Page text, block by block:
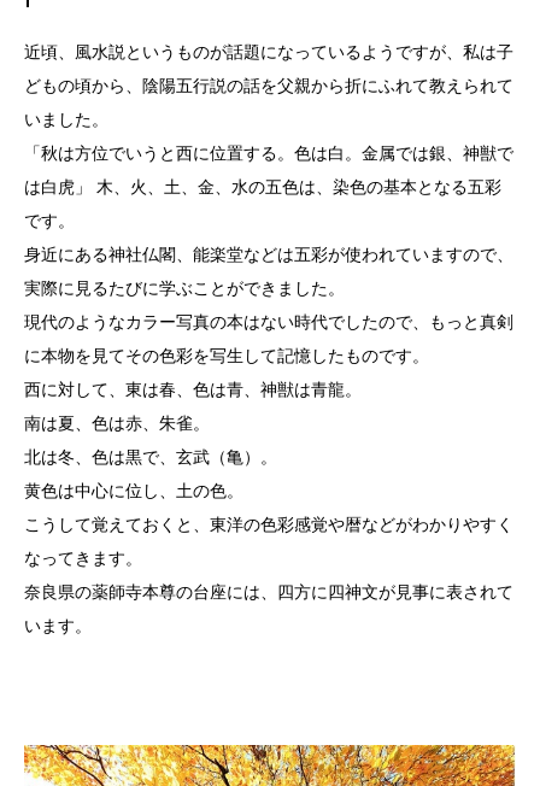
近頃、風水説というものが話題になっているようですが、私は子
どもの頃から、陰陽五行説の話を父親から折にふれて教えられて
いました。
「秋は方位でいうと西に位置する。色は白。金属では銀、神獣で
は白虎」 木、火、土、金、水の五色は、染色の基本となる五彩
です。
身近にある神社仏閣、能楽堂などは五彩が使われていますので、
実際に見るたびに学ぶことができました。
現代のようなカラー写真の本はない時代でしたので、もっと真剣
に本物を見てその色彩を写生して記憶したものです。
西に対して、東は春、色は青、神獣は青龍。
南は夏、色は赤、朱雀。
北は冬、色は黒で、玄武（亀）。
黄色は中心に位し、土の色。
こうして覚えておくと、東洋の色彩感覚や暦などがわかりやすく
なってきます。
奈良県の薬師寺本尊の台座には、四方に四神文が見事に表されて
います。